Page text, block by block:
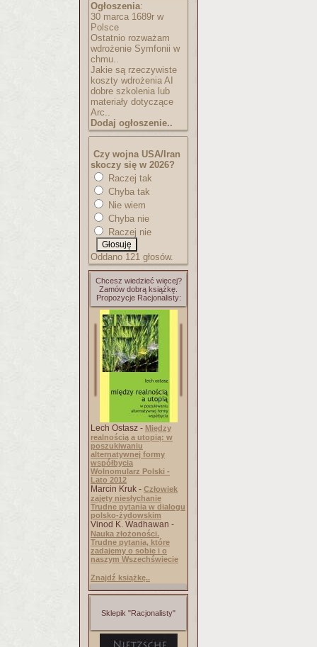
Ogłoszenia:
30 marca 1689r w
Polsce
Ostatnio rozważam
wdrożenie Symfonii w
chmu..
Jakie są rzeczywiste
koszty wdrożenia AI
dobre szkolenia lub
materiały dotyczące
Arc..
Dodaj ogłoszenie..
Czy wojna USA/Iran
skoczy się w 2026?
Raczej tak
Chyba tak
Nie wiem
Chyba nie
Raczej nie
Oddano 121 głosów.
Chcesz wiedzieć więcej?
Zamów dobrą książkę.
Propozycje Racjonalisty:
Lech Ostasz - Między
realnością a utopią: w
poszukiwaniu
alternatywnej formy
współbycia
Wolnomularz Polski -
Lato 2012
Marcin Kruk - Człowiek
zajęty niesłychanie
Trudne pytania w dialogu
polsko-żydowskim
Vinod K. Wadhawan -
Nauka złożoności.
Trudne pytania, które
zadajemy o sobie i o
naszym Wszechświecie
Znajdź książkę..
Sklepik "Racjonalisty"